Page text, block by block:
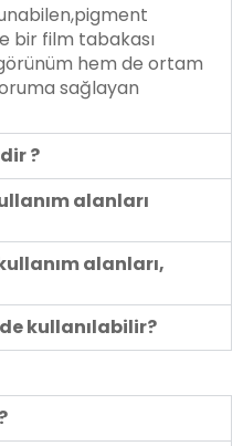
bir film tabakası
hem de ortam
sağlayan
?
alanları
alanları,
kullanılabilir?